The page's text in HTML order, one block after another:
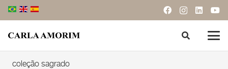
coleção sagrado